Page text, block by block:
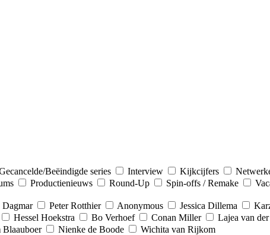
Beëindigde series Interview Kijkcijfers
Productienieuws Round-Up Spin-offs / Remake
Dagmar Peter Rotthier Anonymous Jessica Dillema
Hessel Hoekstra Bo Verhoef Conan Miller Lajea van
Blaauboer Nienke de Boode Wichita van Rijkom